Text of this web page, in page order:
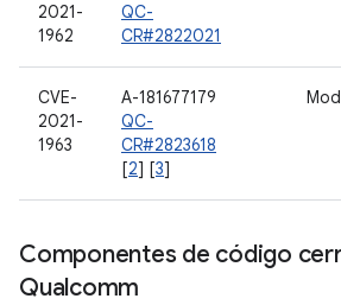
2021-
1962
QC-
CR#2822021
CVE-
2021-
1963
A-181677179
QC-
CR#2823618
[2] [3]
Componentes de código
Qualcomm